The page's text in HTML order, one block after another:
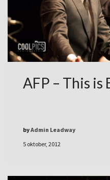
AFP – This is
5 oktober, 2012
byAdmin Leadway